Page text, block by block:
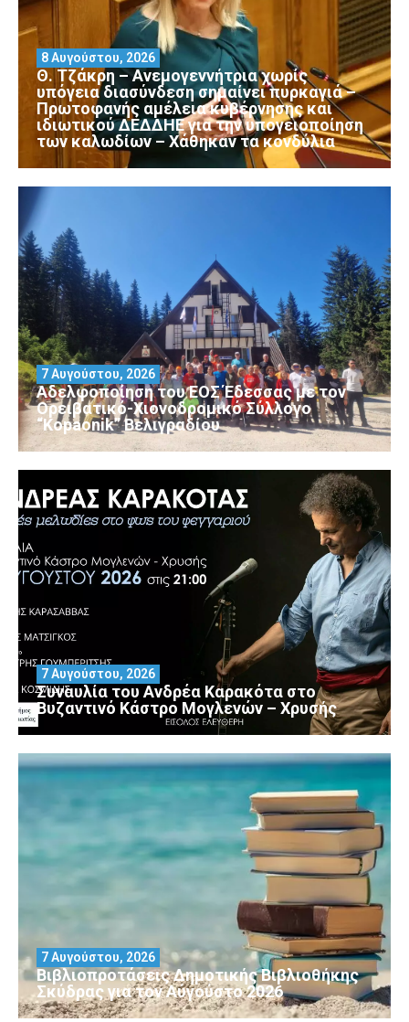
Θ. Τζάκρη – Ανεμογεννήτρια χωρίς
υπόγεια διασύνδεση σημαίνει πυρκαγιά –
Πρωτοφανής αμέλεια κυβέρνησης και
ιδιωτικού ΔΕΔΔΗΕ για την υπογειοποίηση
των καλωδίων – Χάθηκαν τα κονδύλια
8 Αυγούστου, 2026
Αδελφοποίηση του ΕΟΣ Έδεσσας με τον
Ορειβατικό-Χιονοδρομικό Σύλλογο
“Kopaonik” Βελιγραδίου
7 Αυγούστου, 2026
Συναυλία του Ανδρέα Καρακότα στο
Βυζαντινό Κάστρο Μογλενών – Χρυσής
7 Αυγούστου, 2026
Βιβλιοπροτάσεις Δημοτικής Βιβλιοθήκης
Σκύδρας για τον Αύγούστο 2026
7 Αυγούστου, 2026